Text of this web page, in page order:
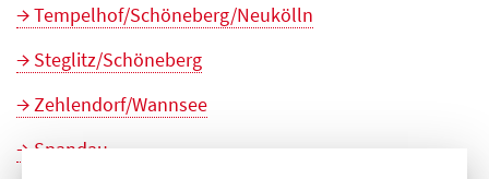
Tempelhof/Schöneberg/Neukölln
Steglitz/Schöneberg
Zehlendorf/Wannsee
Spandau